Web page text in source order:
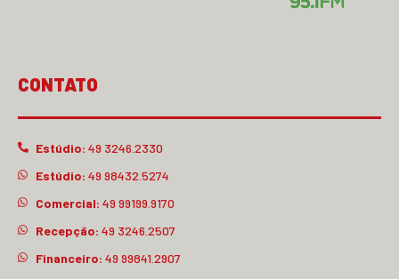
CONTATO
Estúdio: 49 3246.2330
Estúdio: 49 98432.5274
Comercial: 49 99199.9170
Recepção: 49 3246.2507
Financeiro: 49 99841.2907